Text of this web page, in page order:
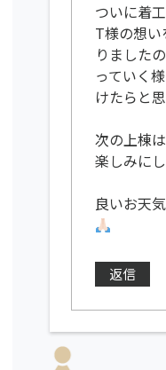
ついに着
T様の想
りました
っていく
けたらと
次の上棟
楽しみに
良いお天
返信